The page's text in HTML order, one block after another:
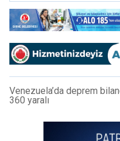
Venezuela’da deprem
360 yaralı